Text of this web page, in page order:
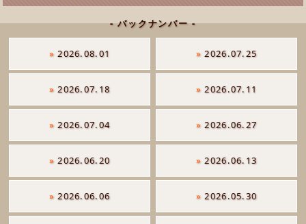
- バックナンバー -
» 2026.08.01 » 2026.07.25
» 2026.07.18 » 2026.07.11
» 2026.07.04 » 2026.06.27
» 2026.06.20 » 2026.06.13
» 2026.06.06 » 2026.05.30